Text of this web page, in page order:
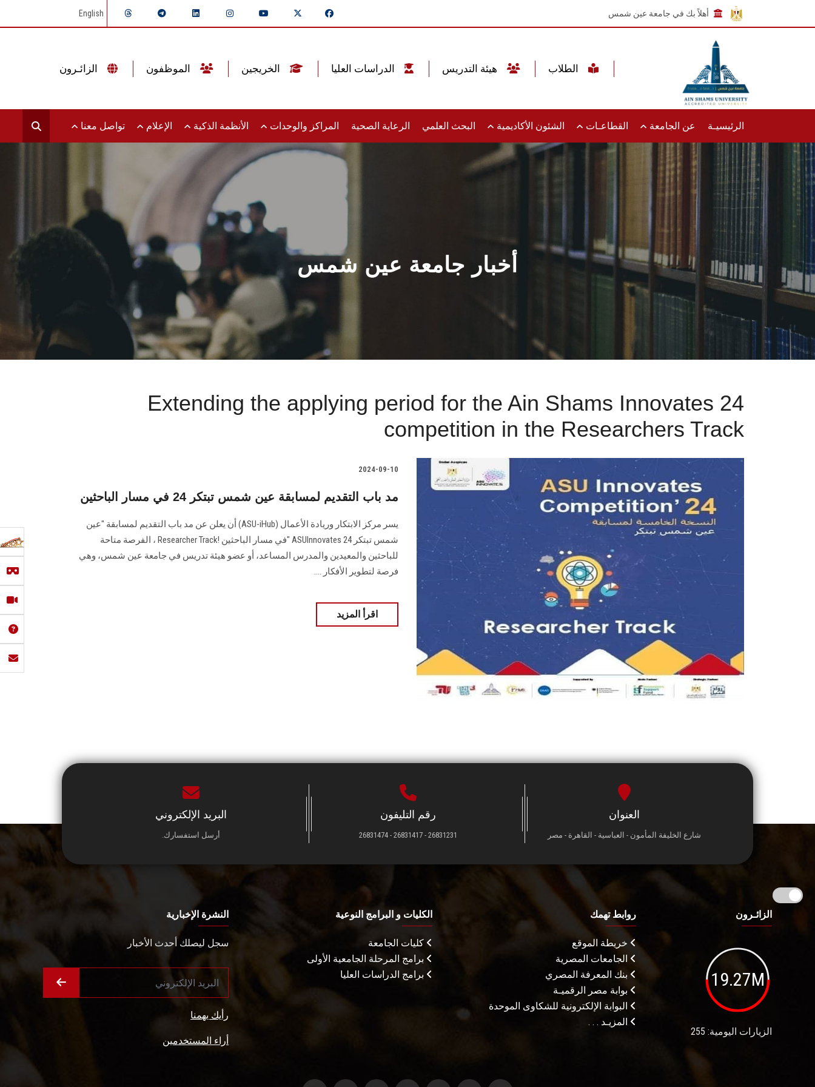
أهلاً بك في جامعة عين شمس English
الرئيسيـة عن الجامعة القطاعـات الشئون الأكاديمية البحث العلمي الرعاية الصحية المراكز والوحدات الأنظمة الذكية الإعلام تواصل معنا
أخبار جامعة عين شمس
Extending the applying period for the Ain Shams Innovates 24
competition in the Researchers Track
2024-09-10
مد باب التقديم لمسابقة عين شمس تبتكر 24 في مسار الباحثين
يسر مركز الابتكار وريادة الأعمال‎ (ASU-iHub) ‎أن يعلن عن مد باب ‏التقديم لمسابقة "عين
شمس تبتكر 24‏‎" ASUInnovates ‎في مسار الباحثين‎ Researcher ‎Track! ‎، الفرصة متاحة
للباحثين والمعيدين والمدرس المساعد، أو عضو هيئة تدريس في جامعة عين ‏شمس، وهي
فرصة لتطوير الأفكار ....
اقرأ المزيد
العنوان
شارع الخليفة المأمون - العباسية - القاهرة - مصر
رقم التليفون
26831231 - 26831417 - 26831474
البريد الإلكتروني
أرسل استفسارك.
الزائـرون
19.27M
الزيارات اليومية: 255
روابط تهمك
خريطة الموقع
الجامعات المصرية
بنك المعرفة المصري
بوابة مصر الرقميـة
البوابة الإلكترونية للشكاوى الموحدة
المزيـد . . .
الكليات و البرامج النوعية
كليات الجامعة
برامج المرحلة الجامعية الأولى
برامج الدراسات العليا
النشرة الإخبارية
سجل ليصلك أحدث الأخبار
رأيك يهمنا
أراء المستخدمين